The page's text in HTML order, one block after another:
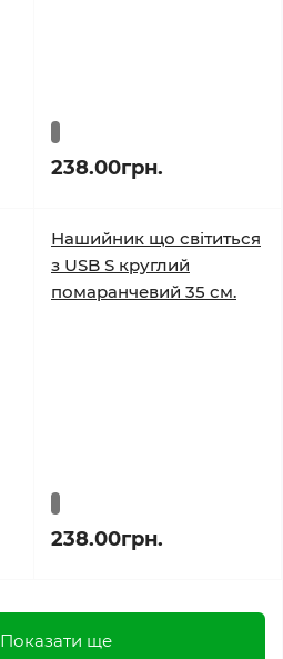
238.00грн.
Нашийник що світиться
з USB S круглий
помаранчевий 35 см.
238.00грн.
Показати ще